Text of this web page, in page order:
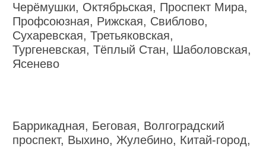
Черёмушки, Октябрьская, Проспект Мира,
Профсоюзная, Рижская, Свиблово,
Сухаревская, Третьяковская,
Тургеневская, Тёплый Стан, Шаболовская,
Ясенево
Баррикадная, Беговая, Волгоградский
проспект, Выхино, Жулебино, Китай-город,